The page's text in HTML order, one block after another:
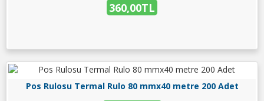
360,00TL
Pos Rulosu Termal Rulo 80 mmx40 metre 200 Adet